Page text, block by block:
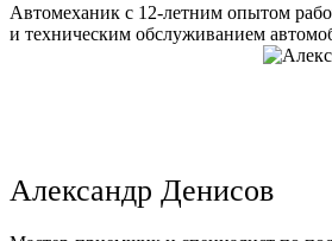
Автомеханик с 12-летним опытом
и техническим обслуживанием
Александр Денисов